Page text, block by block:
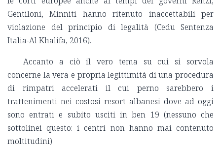
Gentiloni, Minniti hanno ritenuto inaccettabili per
violazione del principio di legalità (Cedu Sentenza
Italia-Al Khalifa, 2016).
Accanto a ciò il vero tema su cui si sorvola
concerne la vera e propria legittimità di una procedura
di rimpatri accelerati il cui perno sarebbero i
trattenimenti nei costosi resort albanesi dove ad oggi
sono entrati e subito usciti in ben 19 (nessuno che
sottolinei questo: i centri non hanno mai contenuto
moltitudini)